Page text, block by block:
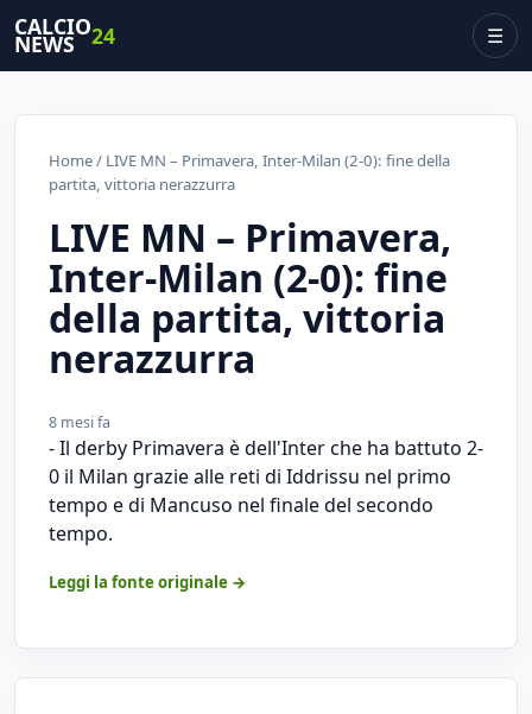
CALCIO
NEWS 24 ☰
Home/ LIVE MN – Primavera, Inter-Milan (2-0): fine della
partita, vittoria nerazzurra
LIVE MN – Primavera,
Inter-Milan (2-0): fine
della partita, vittoria
nerazzurra
8 mesi fa
- Il derby Primavera è dell'Inter che ha battuto 2-
0 il Milan grazie alle reti di Iddrissu nel primo
tempo e di Mancuso nel finale del secondo
tempo.
Leggi la fonte originale →